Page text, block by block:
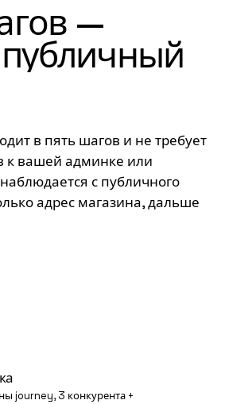
—
публичный
в пять шагов и не требует
к вашей админке или
с публичного
адрес магазина, дальше
journey, 3 конкурента +